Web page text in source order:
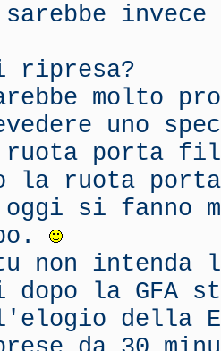
sarebbe
ripresa?
molto
uno
ruota porta
la ruota
oggi si fanno
tu non
la GFA
della